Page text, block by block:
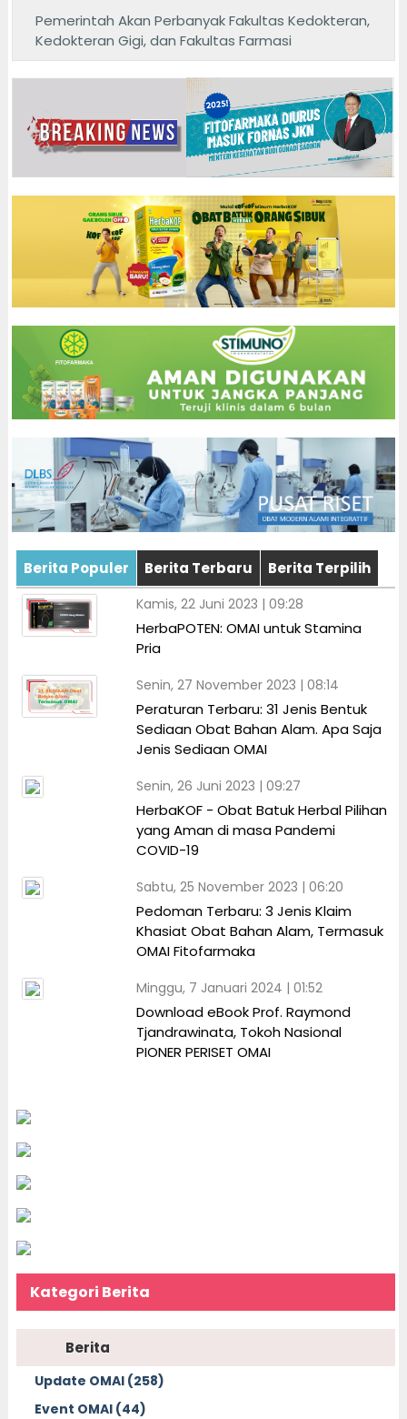
Pemerintah Akan Perbanyak Fakultas Kedokteran,
Kedokteran Gigi, dan Fakultas Farmasi
Berita Populer Berita Terbaru Berita Terpilih
Kamis, 22 Juni 2023 | 09:28
HerbaPOTEN: OMAI untuk Stamina
Pria
Senin, 27 November 2023 | 08:14
Peraturan Terbaru: 31 Jenis Bentuk
Sediaan Obat Bahan Alam. Apa Saja
Jenis Sediaan OMAI
Senin, 26 Juni 2023 | 09:27
HerbaKOF - Obat Batuk Herbal Pilihan
yang Aman di masa Pandemi
COVID-19
Sabtu, 25 November 2023 | 06:20
Pedoman Terbaru: 3 Jenis Klaim
Khasiat Obat Bahan Alam, Termasuk
OMAI Fitofarmaka
Minggu, 7 Januari 2024 | 01:52
Download eBook Prof. Raymond
Tjandrawinata, Tokoh Nasional
PIONER PERISET OMAI
Kategori Berita
Berita
Update OMAI (258)
Event OMAI (44)